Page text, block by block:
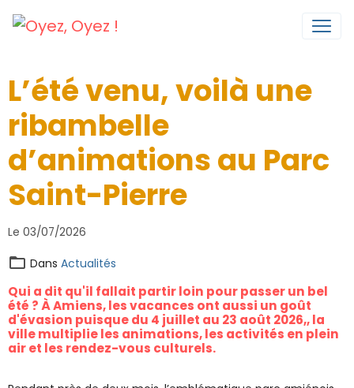
L’été venu, voilà une
ribambelle
d’animations au Parc
Saint-Pierre
Le 03/07/2026
Dans Actualités
Qui a dit qu'il fallait partir loin pour passer un bel
été ? À Amiens, les vacances ont aussi un goût
d'évasion puisque du 4 juillet au 23 août 2026,, la
ville multiplie les animations, les activités en plein
air et les rendez-vous culturels.